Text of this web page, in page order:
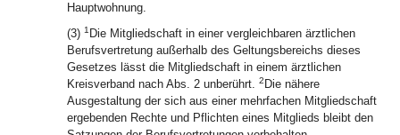
Hauptwohnung.
(3) 1 Die Mitgliedschaft in einer vergleichbaren ärztlichen
Berufsvertretung außerhalb des Geltungsbereichs dieses
Gesetzes lässt die Mitgliedschaft in einem ärztlichen
Kreisverband nach Abs. 2 unberührt. 2 Die nähere
Ausgestaltung der sich aus einer mehrfachen Mitgliedschaft
ergebenden Rechte und Pflichten eines Mitglieds bleibt den